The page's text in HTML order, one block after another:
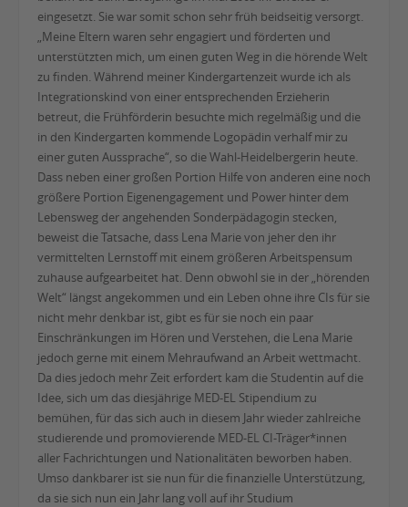
eingesetzt. Sie war somit schon sehr früh beidseitig versorgt.
„Meine Eltern waren sehr engagiert und förderten und
unterstützten mich, um einen guten Weg in die hörende Welt
zu finden. Während meiner Kindergartenzeit wurde ich als
Integrationskind von einer entsprechenden Erzieherin
betreut, die Frühförderin besuchte mich regelmäßig und die
in den Kindergarten kommende Logopädin verhalf mir zu
einer guten Aussprache“, so die Wahl-Heidelbergerin heute.
Dass neben einer großen Portion Hilfe von anderen eine noch
größere Portion Eigenengagement und Power hinter dem
Lebensweg der angehenden Sonderpädagogin stecken,
beweist die Tatsache, dass Lena Marie von jeher den ihr
vermittelten Lernstoff mit einem größeren Arbeitspensum
zuhause aufgearbeitet hat. Denn obwohl sie in der „hörenden
Welt“ längst angekommen und ein Leben ohne ihre CIs für sie
nicht mehr denkbar ist, gibt es für sie noch ein paar
Einschränkungen im Hören und Verstehen, die Lena Marie
jedoch gerne mit einem Mehraufwand an Arbeit wettmacht.
Da dies jedoch mehr Zeit erfordert kam die Studentin auf die
Idee, sich um das diesjährige MED-EL Stipendium zu
bemühen, für das sich auch in diesem Jahr wieder zahlreiche
studierende und promovierende MED-EL CI-Träger*innen
aller Fachrichtungen und Nationalitäten beworben haben.
Umso dankbarer ist sie nun für die finanzielle Unterstützung,
da sie sich nun ein Jahr lang voll auf ihr Studium